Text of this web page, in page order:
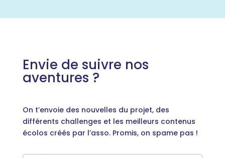
Envie de suivre nos
aventures ?
On t’envoie des nouvelles du projet, des
différents challenges et les meilleurs contenus
écolos créés par l’asso. Promis, on spame pas !